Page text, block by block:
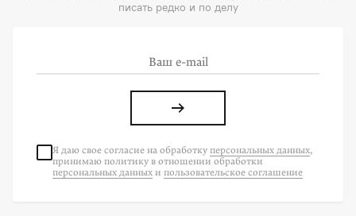
писать редко и по делу
Я даю свое согласие на обработку персональных данных,
принимаю политику в отношении обработки
персональных данных и пользовательское соглашение